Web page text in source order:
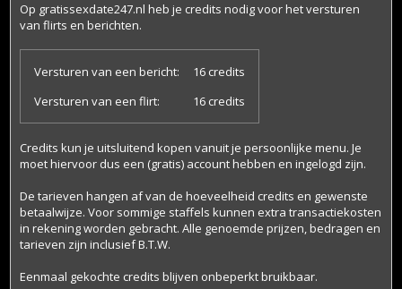
Op gratissexdate247.nl heb je credits nodig voor het versturen
van flirts en berichten.
Versturen van een bericht:
16 credits
Versturen van een flirt:
16 credits
Credits kun je uitsluitend kopen vanuit je persoonlijke menu. Je
moet hiervoor dus een (gratis) account hebben en ingelogd zijn.
De tarieven hangen af van de hoeveelheid credits en gewenste
betaalwijze. Voor sommige staffels kunnen extra transactiekosten
in rekening worden gebracht. Alle genoemde prijzen, bedragen en
tarieven zijn inclusief B.T.W.
Eenmaal gekochte credits blijven onbeperkt bruikbaar.